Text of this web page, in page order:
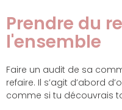
Prendre du
l'ensemble
Faire un audit de sa
refaire. Il s’agit d’abord
comme si tu découvrais